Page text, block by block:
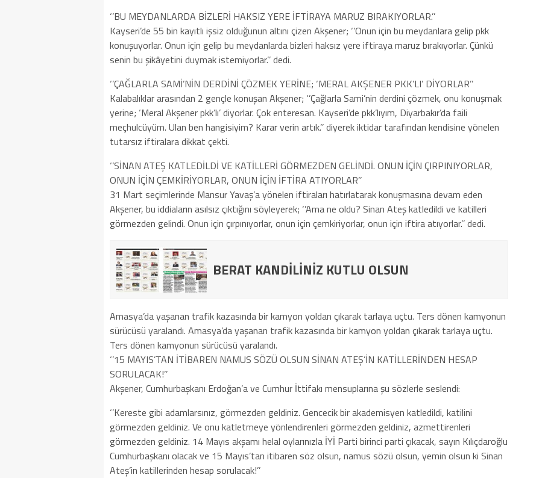
‘’BU MEYDANLARDA BİZLERİ HAKSIZ YERE İFTİRAYA MARUZ BIRAKIYORLAR.’’
Kayseri’de 55 bin kayıtlı işsiz olduğunun altını çizen Akşener; ‘’Onun için bu meydanlara gelip pkk
konuşuyorlar. Onun için gelip bu meydanlarda bizleri haksız yere iftiraya maruz bırakıyorlar. Çünkü
senin bu şikâyetini duymak istemiyorlar.’’ dedi.
‘’ÇAĞLARLA SAMİ’NİN DERDİNİ ÇÖZMEK YERİNE; ‘MERAL AKŞENER PKK’LI’ DİYORLAR’’
Kalabalıklar arasından 2 gençle konuşan Akşener; ‘’Çağlarla Sami’nin derdini çözmek, onu konuşmak
yerine; ‘Meral Akşener pkk’lı’ diyorlar. Çok enteresan. Kayseri’de pkk’lıyım, Diyarbakır’da faili
meçhulcüyüm. Ulan ben hangisiyim? Karar verin artık.’’ diyerek iktidar tarafından kendisine yönelen
tutarsız iftiralara dikkat çekti.
‘’SİNAN ATEŞ KATLEDİLDİ VE KATİLLERİ GÖRMEZDEN GELİNDİ. ONUN İÇİN ÇIRPINIYORLAR,
ONUN İÇİN ÇEMKİRİYORLAR, ONUN İÇİN İFTİRA ATIYORLAR’’
31 Mart seçimlerinde Mansur Yavaş’a yönelen iftiraları hatırlatarak konuşmasına devam eden
Akşener, bu iddiaların asılsız çıktığını söyleyerek; ‘’Ama ne oldu? Sinan Ateş katledildi ve katilleri
görmezden gelindi. Onun için çırpınıyorlar, onun için çemkiriyorlar, onun için iftira atıyorlar.’’ dedi.
BERAT KANDİLİNİZ KUTLU OLSUN
Amasya’da yaşanan trafik kazasında bir kamyon yoldan çıkarak tarlaya uçtu. Ters dönen kamyonun
sürücüsü yaralandı. Amasya’da yaşanan trafik kazasında bir kamyon yoldan çıkarak tarlaya uçtu.
Ters dönen kamyonun sürücüsü yaralandı.
‘’15 MAYIS’TAN İTİBAREN NAMUS SÖZÜ OLSUN SİNAN ATEŞ’İN KATİLLERİNDEN HESAP
SORULACAK!’’
Akşener, Cumhurbaşkanı Erdoğan’a ve Cumhur İttifakı mensuplarına şu sözlerle seslendi:
‘’Kereste gibi adamlarsınız, görmezden geldiniz. Gencecik bir akademisyen katledildi, katilini
görmezden geldiniz. Ve onu katletmeye yönlendirenleri görmezden geldiniz, azmettirenleri
görmezden geldiniz. 14 Mayıs akşamı helal oylarınızla İYİ Parti birinci parti çıkacak, sayın Kılıçdaroğlu
Cumhurbaşkanı olacak ve 15 Mayıs’tan itibaren söz olsun, namus sözü olsun, yemin olsun ki Sinan
Ateş’in katillerinden hesap sorulacak!’’